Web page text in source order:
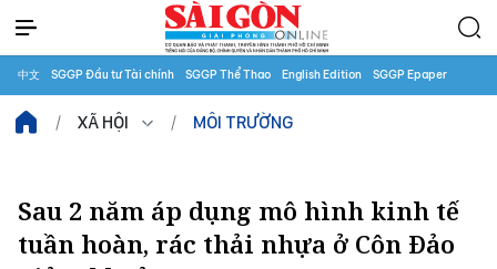
中文 SGGP Đầu tư Tài chính SGGP Thể Thao English Edition SGGP Epaper
XÃ HỘI MÔI TRƯỜNG
Sau 2 năm áp dụng mô hình kinh tế
tuần hoàn, rác thải nhựa ở Côn Đảo